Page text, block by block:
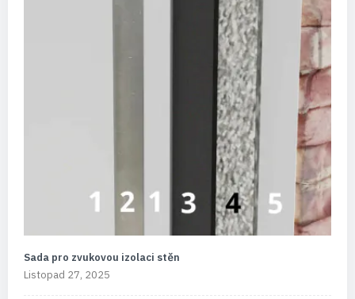
Sada pro zvukovou izolaci stěn
Listopad 27, 2025